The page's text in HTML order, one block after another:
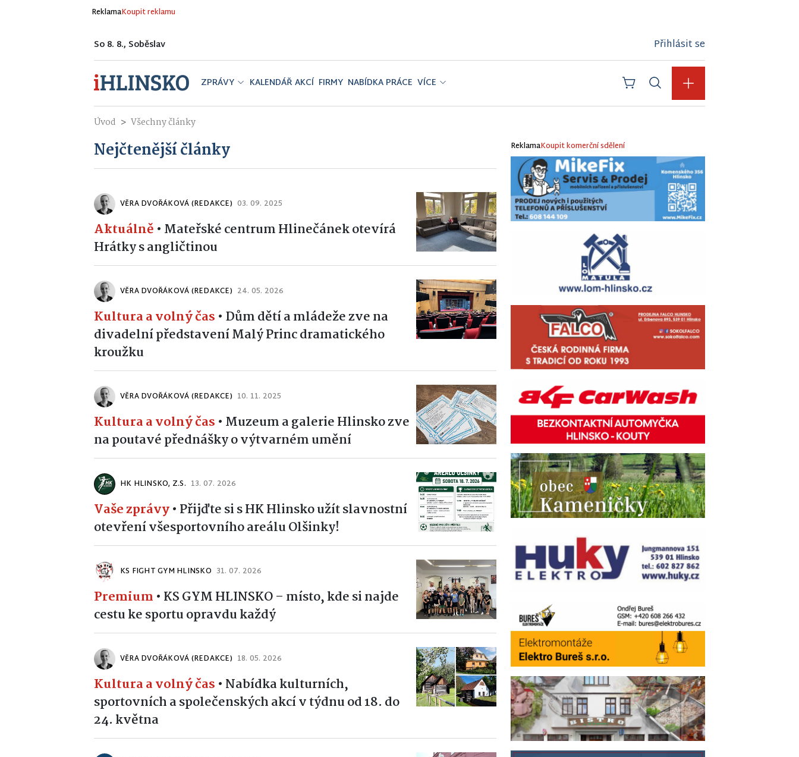
ReklamaKoupit reklamu
So 8. 8., Soběslav Přihlásit se
ZPRÁVY KALENDÁŘ AKCÍ FIRMY NABÍDKA PRÁCE VÍCE
Úvod Všechny články
Nejčtenější články
VĚRA DVOŘÁKOVÁ (REDAKCE) 03. 09. 2025
Aktuálně • Mateřské centrum Hlinečánek otevírá
Hrátky s angličtinou
VĚRA DVOŘÁKOVÁ (REDAKCE) 24. 05. 2026
Kultura a volný čas • Dům dětí a mládeže zve na
divadelní představení Malý Princ dramatického
kroužku
VĚRA DVOŘÁKOVÁ (REDAKCE) 10. 11. 2025
Kultura a volný čas • Muzeum a galerie Hlinsko zve
na poutavé přednášky o výtvarném umění
HK HLINSKO, Z.S. 13. 07. 2026
Vaše zprávy• Přijďte si s HK Hlinsko užít slavnostní
otevření všesportovního areálu Olšinky!
KS FIGHT GYM HLINSKO 31. 07. 2026
Premium • KS GYM HLINSKO – místo, kde si najde
cestu ke sportu opravdu každý
VĚRA DVOŘÁKOVÁ (REDAKCE) 18. 05. 2026
Kultura a volný čas • Nabídka kulturních,
sportovních a společenských akcí v týdnu od 18. do
24. května
ReklamaKoupit komerční sdělení